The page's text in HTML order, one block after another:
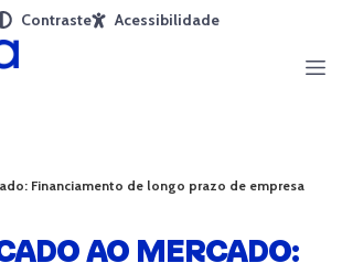
Contraste Acessibilidade
Financiamento de longo prazo de empresa
AO MERCADO: